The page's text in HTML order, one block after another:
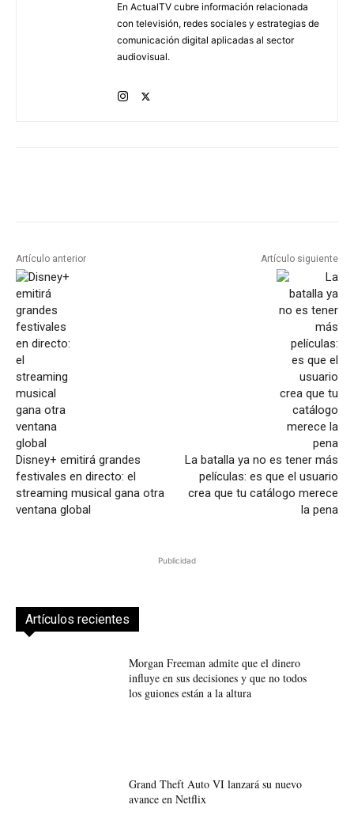
En ActualTV cubre información relacionada
con televisión, redes sociales y estrategias de
comunicación digital aplicadas al sector
audiovisual.
Artículo anterior
Disney+ emitirá grandes
festivales en directo: el
streaming musical gana otra
ventana global
Artículo siguiente
La batalla ya no es tener más
películas: es que el usuario
crea que tu catálogo merece
la pena
Publicidad
Artículos recientes
Morgan Freeman admite que el dinero
influye en sus decisiones y que no todos
los guiones están a la altura
Grand Theft Auto VI lanzará su nuevo
avance en Netflix